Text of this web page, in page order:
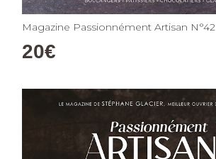
Magazine Passionnément Artisan N°42
20€